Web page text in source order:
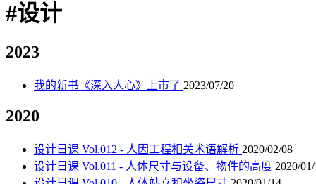
#设计
2023
我的新书《深入人心》上市了 2023/07/20
2020
设计日课 Vol.012 - 人因工程相关术语解析 2020/02/08
设计日课 Vol.011 - 人体尺寸与设备、物件的高度 2020/